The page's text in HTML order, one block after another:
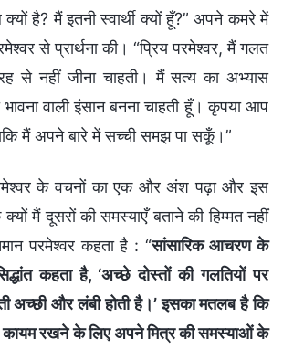
है? मैं इतनी स्वार्थी क्यों हूँ?” अपने कमरे में
से प्रार्थना की। “प्रिय परमेश्वर, मैं गलत
से नहीं जीना चाहती। मैं सत्य का अभ्यास
वाली इंसान बनना चाहती हूँ। कृपया आप
मैं अपने बारे में सच्ची समझ पा सकूँ।”
के वचनों का एक और अंश पढ़ा और इस
मैं दूसरों की समस्याएँ बताने की हिम्मत नहीं
परमेश्वर कहता है : “सांसारिक आचरण के
कहता है, ‘अच्छे दोस्तों की गलतियों पर
अच्छी और लंबी होती है।’ इसका मतलब है कि
कायम रखने के लिए अपने मित्र की समस्याओं के